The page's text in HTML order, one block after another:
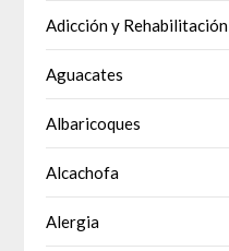
Adicción y Rehabilitación
Aguacates
Albaricoques
Alcachofa
Alergia